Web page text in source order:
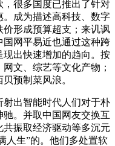
很多国度已推出了针对
成为描述高科技、数字
形成预算超支；来讥讽
网平易近也通过这种跨
出快速增加的趋向。按
文、综艺等文化产物；
预制菜风浪。
出智能时代人们对于朴
。并取中国网友交换互
振取经济驱动等多沉元
人生”的。他们多处置软